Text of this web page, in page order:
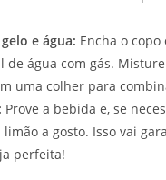
e água: Encha o copo
de água com gás.
uma colher para
Prove a bebida e, se
limão a gosto. Isso vai
perfeita!